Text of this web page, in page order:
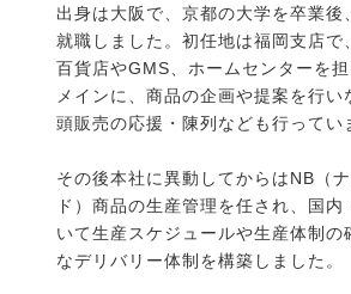
出身は大阪で、京都の大学を卒業後
就職しました。初任地は福岡支店で
百貨店やGMS、ホームセンターを
メインに、商品の企画や提案を行い
頭販売の応援・陳列なども行ってい
その後本社に異動してからはNB（
ド）商品の生産管理を任され、国内
いて生産スケジュールや生産体制の
なデリバリー体制を構築しました。